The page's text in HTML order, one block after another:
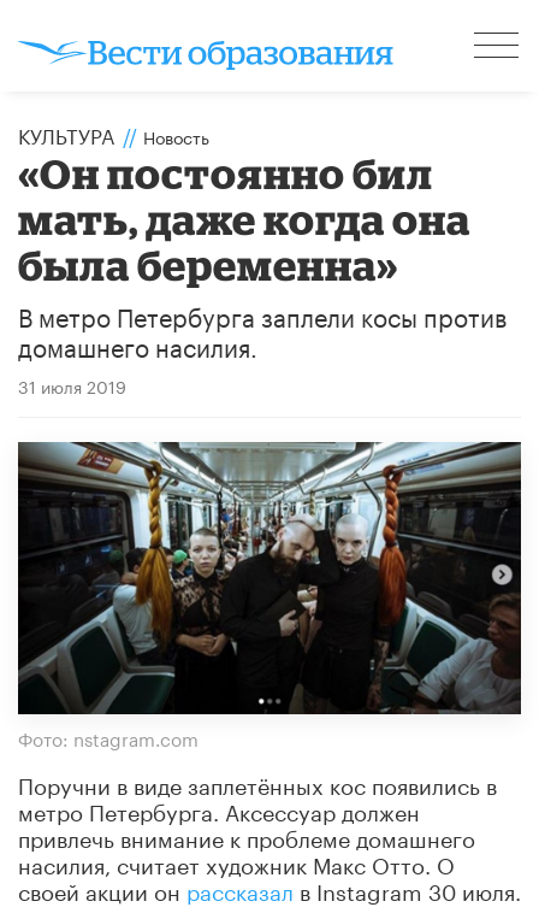
КУЛЬТУРА // Новость
«Он постоянно бил
мать, даже когда она
была беременна»
В метро Петербурга заплели косы против
домашнего насилия.
31 июля 2019
Фото: nstagram.com
Поручни в виде заплетённых кос появились в
метро Петербурга. Аксессуар должен
привлечь внимание к проблеме домашнего
насилия, считает художник Макс Отто. О
своей акции он рассказал в Instagram 30 июля.